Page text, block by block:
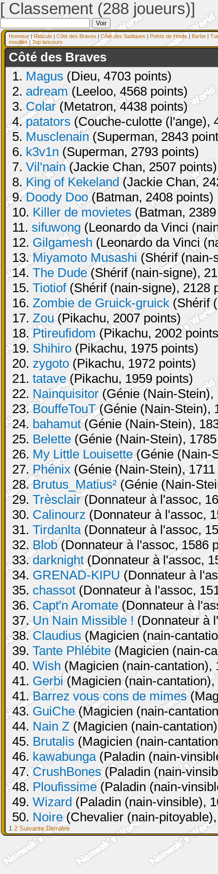
[ Classement (288 joueurs)]
Honneur|Ridicule | Côté des Braves | Côté des Sadiques | Points de Honte| Barbe |
mouillés| Top lanceurs
Côté des Braves
1. Magus (Dieu, 4703 points)
2. adream(Leeloo, 4568 points)
3. Colar (Metatron, 4438 points)
4.patators (Couche-culotte (l'ange),
5. Musclenain (Superman, 2843
6. k3v1n (Superman, 2793 points)
7. Vil'nain(Jackie Chan, 2507 points)
8. King of Kekeland(Jackie Chan,
9.Doody Doo(Batman, 2408 points)
10. Killer de movietes (Batman,
11. sifuwong (Leonardo da Vinci
12. Gilgamesh (Leonardo da Vinci
13.Miyamoto Musashi (Shérif (nain-
14. The Dude(Shérif (nain-signe),
15. Tiotiof(Shérif (nain-signe), 2128
16. Zombie de Gruick-gruick (Shérif
17. Zou(Pikachu, 2007 points)
18.Ptireufidom(Pikachu, 2002
19. Shihiro (Pikachu, 1975 points)
20. zygoto (Pikachu, 1972 points)
21. tatave(Pikachu, 1959 points)
22. Nainquisitor (Génie (Nain-Stein),
23.BouffeTouT(Génie (Nain-Stein),
24. bahamut(Génie (Nain-Stein),
25. Belette (Génie (Nain-Stein),
26. My Little Louisette(Génie (Nain-
27. Phénix (Génie (Nain-Stein),
28.Brutus_Matius² (Génie (Nain-
29. Trèsclair(Donnateur à l'assoc,
30. Calinourz (Donnateur à l'assoc,
31. Tirdanlta(Donnateur à l'assoc,
32.Blob (Donnateur à l'assoc, 1586
33.darknight(Donnateur à l'assoc,
34. GRENAD-KIPU (Donnateur à
35. chassot (Donnateur à l'assoc,
36. Capt'n Aromate(Donnateur à
37.Un Nain Missible ! (Donnateur à
38.Claudius(Magicien (nain-
39. Tante Phlébite (Magicien (nain-
40. Wish (Magicien (nain-cantation),
41. Gerbi(Magicien (nain-cantation),
41.Barrez vous cons de mimes
43. GuiChe(Magicien (nain-
44. Nain Z (Magicien (nain-
45. Brutalis (Magicien (nain-
46. kawabunga(Paladin (nain-
47.CrushBones(Paladin (nain-
48. Ploufissime (Paladin (nain-
49. Wizard (Paladin (nain-vinsible),
50. Noire(Chevalier (nain-
1 2 Suivante Dernière